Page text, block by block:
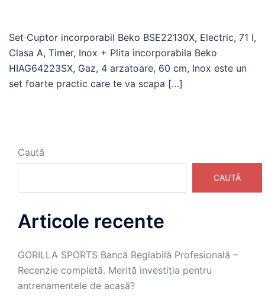
Set Cuptor incorporabil Beko BSE22130X, Electric, 71 l,
Clasa A, Timer, Inox + Plita incorporabila Beko
HIAG64223SX, Gaz, 4 arzatoare, 60 cm, Inox este un
set foarte practic care te va scapa […]
Caută
CAUTĂ
Articole recente
GORILLA SPORTS Bancă Reglabilă Profesională –
Recenzie completă. Merită investiția pentru
antrenamentele de acasă?